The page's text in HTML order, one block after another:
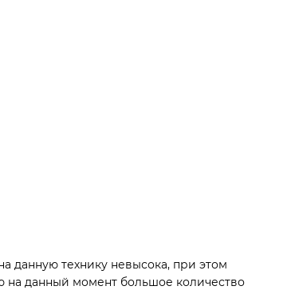
данную технику невысока, при этом
на данный момент большое количество